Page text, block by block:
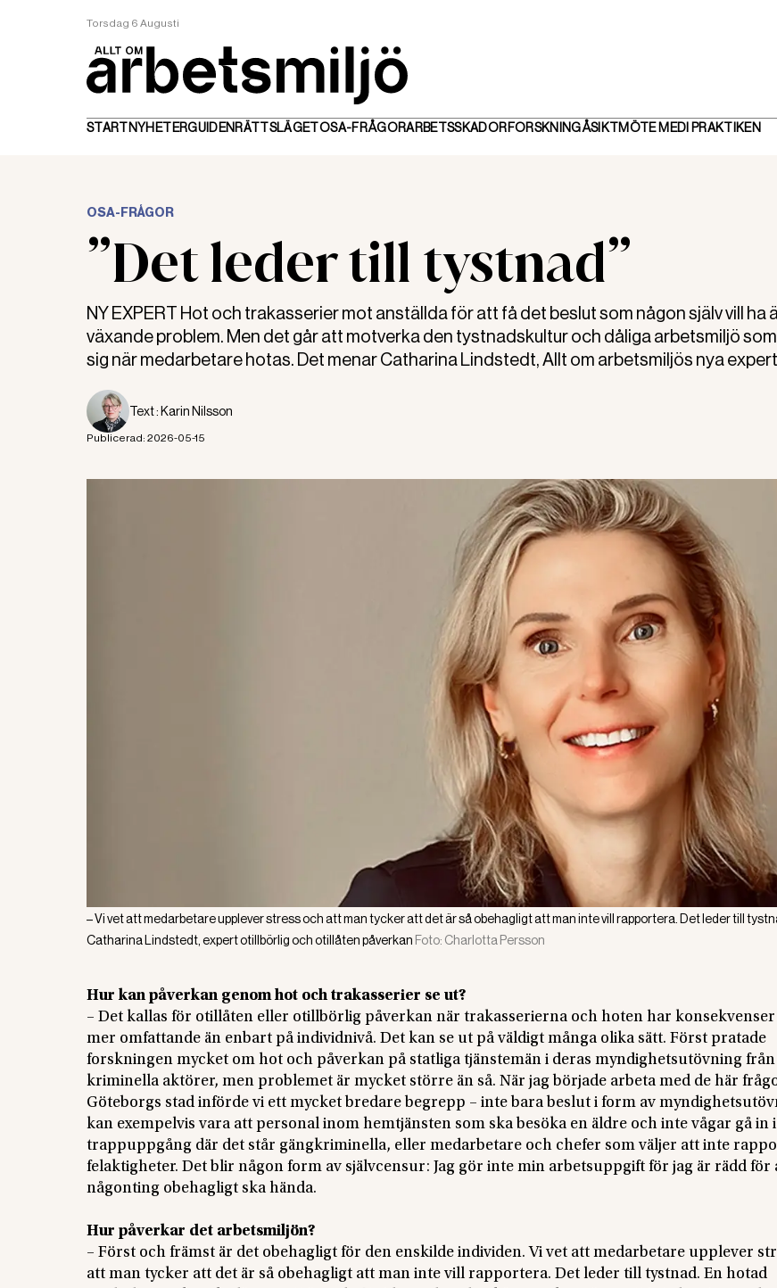
Torsdag 6 Augusti
STARTNYHETERGUIDEN RÄTTSLÄGETOSA-FRÅGORARBETSSKADORFORSKNINGÅSIKTMÖTE MED I PRAKTIKEN
OSA-FRÅGOR
”Det leder till tystnad”
NY EXPERT Hot och trakasserier mot anställda för att få det beslut som någon själv vill ha
växande problem. Men det går att motverka den tystnadskultur och dåliga arbetsmiljö
sig när medarbetare hotas. Det menar Catharina Lindstedt, Allt om arbetsmiljös nya
Text : Karin Nilsson
Publicerad: 2026-05-15
– Vi vet att medarbetare upplever stress och att man tycker att det är så obehagligt att man inte vill rapportera. Det leder till
Catharina Lindstedt, expert otillbörlig och otillåten påverkan Foto: Charlotta Persson
Hur kan påverkan genom hot och trakasserier se ut?
– Det kallas för otillåten eller otillbörlig påverkan när trakasserierna och hoten har konsekvenser
mer omfattande än enbart på individnivå. Det kan se ut på väldigt många olika sätt. Först pratade
forskningen mycket om hot och påverkan på statliga tjänstemän i deras myndighetsutövning från
kriminella aktörer, men problemet är mycket större än så. När jag började arbeta med de här
Göteborgs stad införde vi ett mycket bredare begrepp – inte bara beslut i form av
kan exempelvis vara att personal inom hemtjänsten som ska besöka en äldre och inte vågar gå in
trappuppgång där det står gängkriminella, eller medarbetare och chefer som väljer att inte
felaktigheter. Det blir någon form av självcensur: Jag gör inte min arbetsuppgift för jag är rädd för
någonting obehagligt ska hända.
Hur påverkar det arbetsmiljön?
– Först och främst är det obehagligt för den enskilde individen. Vi vet att medarbetare upplever
att man tycker att det är så obehagligt att man inte vill rapportera. Det leder till tystnad. En hotad